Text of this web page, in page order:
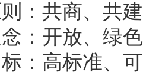
则：共商、共
念：开放、绿
标：高标准、